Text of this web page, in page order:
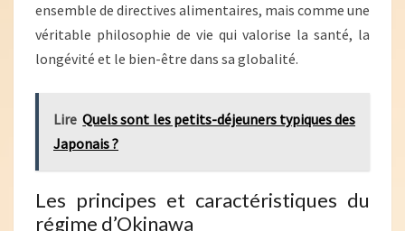
ensemble de directives alimentaires, mais comme une
véritable philosophie de vie qui valorise la santé, la
longévité et le bien-être dans sa globalité.
Lire Quels sont les petits-déjeuners typiques des
Japonais ?
Les principes et caractéristiques du
régime d’Okinawa